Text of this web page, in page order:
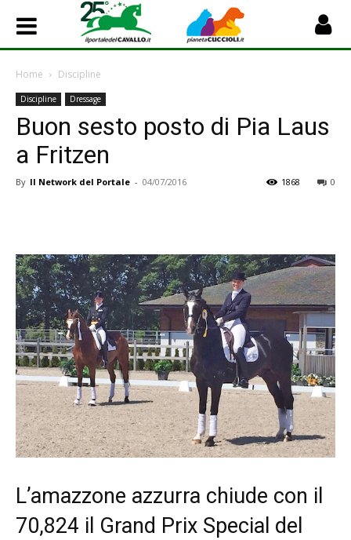
Home Discipline
Discipline Dressage
Buon sesto posto di Pia Laus
a Fritzen
By Il Network del Portale - 04/07/2016 0
1868
L’amazzone azzurra chiude con il
70,824 il Grand Prix Special del